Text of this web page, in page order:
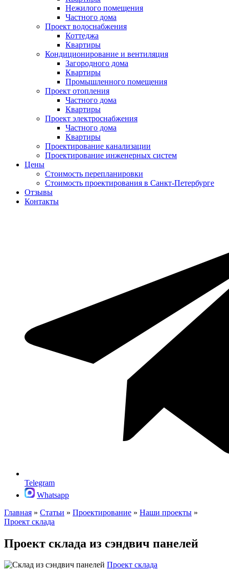
Нежилого помещения
Частного дома
Проект водоснабжения
Коттеджа
Квартиры
Кондиционирование и вентиляция
Загородного дома
Квартиры
Промышленного помещения
Проект отопления
Частного дома
Квартиры
Проект электроснабжения
Частного дома
Квартиры
Проектирование канализации
Проектирование инженерных систем
Цены
Стоимость перепланировки
Стоимость проектирования в Санкт-Петербурге
Отзывы
Контакты
Telegram
Whatsapp
Главная » Статьи » Проектирование » Наши проекты »
Проект склада
Проект склада из сэндвич панелей
Проект склада